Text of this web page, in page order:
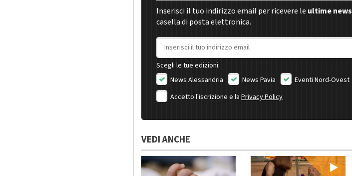
Inserisci il tuo indirizzo email per ricevere le ultime news
casella di posta elettronica.
Indirizzo email
Scegli le tue edizioni:
News Alessandria
News Pavia
Eventi Nord-Ovest
Accetto l'iscrizione e la Privacy Policy
VEDI ANCHE